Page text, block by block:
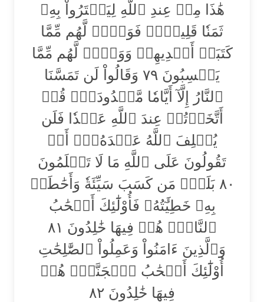
هَٰذَا مِنۡ عِندِ ٱللَّهِ لِيَشۡتَرُواْ بِهِۦ
ثَمَنٗا قَلِيلٗاۖ فَوَيۡلٞ لَّهُم مِّمَّا
كَتَبَتۡ أَيۡدِيهِمۡ وَوَيۡلٞ لَّهُم مِّمَّا
يَكۡسِبُونَ ٧٩ وَقَالُواْ لَن تَمَسَّنَا
ٱلنَّارُ إِلَّآ أَيَّامٗا مَّعۡدُودَةٗۚ قُلۡ
أَتَّخَذۡتُمۡ عِندَ ٱللَّهِ عَهۡدٗا فَلَن
يُخۡلِفَ ٱللَّهُ عَهۡدَهُۥٓۖ أَمۡ
تَقُولُونَ عَلَى ٱللَّهِ مَا لَا تَعۡلَمُونَ
٨٠ بَلَىٰۚ مَن كَسَبَ سَيِّئَةٗ وَأَحَٰطَتۡ
بِهِۦ خَطِيٓ‍َٔتُهُۥ فَأُوْلَٰٓئِكَ أَصۡحَٰبُ
ٱلنَّارِۖ هُمۡ فِيهَا خَٰلِدُونَ ٨١
وَٱلَّذِينَ ءَامَنُواْ وَعَمِلُواْ ٱلصَّٰلِحَٰتِ
أُوْلَٰٓئِكَ أَصۡحَٰبُ ٱلۡجَنَّةِۖ هُمۡ
فِيهَا خَٰلِدُونَ ٨٢